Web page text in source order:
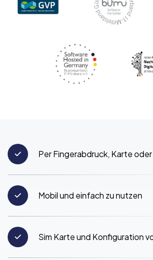
Per Fingerabdruck, Karte
Mobil und einfach zu nutzen
Sim Karte und Konfiguration